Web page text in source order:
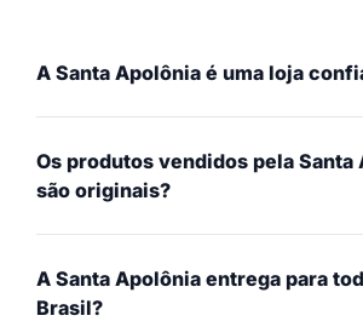
A Santa Apolônia é uma loja
Os produtos vendidos pela Santa
são originais?
A Santa Apolônia entrega para
Brasil?